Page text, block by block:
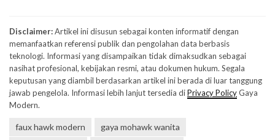
Disclaimer:Artikel ini disusun sebagai konten informatif dengan
memanfaatkan referensi publik dan pengolahan data berbasis
teknologi. Informasi yang disampaikan tidak dimaksudkan sebagai
nasihat profesional, kebijakan resmi, atau dokumen hukum. Segala
keputusan yang diambil berdasarkan artikel ini berada di luar tanggung
jawab pengelola. Informasi lebih lanjut tersedia diPrivacy PolicyGaya
Modern.
faux hawk modern
gaya mohawk wanita